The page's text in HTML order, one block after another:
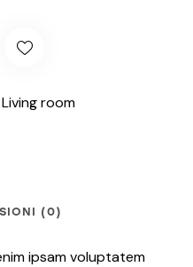
Living room
(0)
ipsam voluptatem